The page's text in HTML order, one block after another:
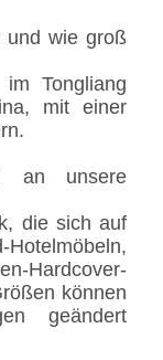
und wie groß
Tongliang
mit einer
an unsere
die sich auf
Hardcover-
können
geändert